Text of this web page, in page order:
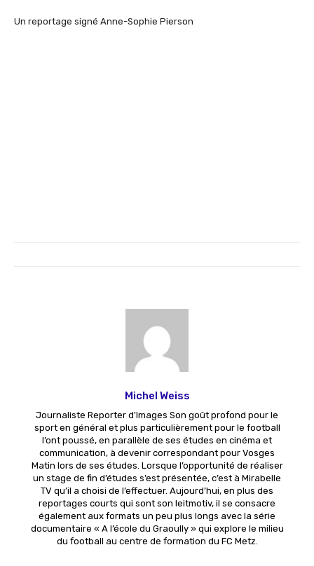
Un reportage signé Anne-Sophie Pierson
Michel Weiss
Journaliste Reporter d'Images Son goût profond pour le
sport en général et plus particulièrement pour le football
l’ont poussé, en parallèle de ses études en cinéma et
communication, à devenir correspondant pour Vosges
Matin lors de ses études. Lorsque l’opportunité de réaliser
un stage de fin d’études s’est présentée, c’est à Mirabelle
TV qu’il a choisi de l’effectuer. Aujourd’hui, en plus des
reportages courts qui sont son leitmotiv, il se consacre
également aux formats un peu plus longs avec la série
documentaire « A l’école du Graoully » qui explore le milieu
du football au centre de formation du FC Metz.